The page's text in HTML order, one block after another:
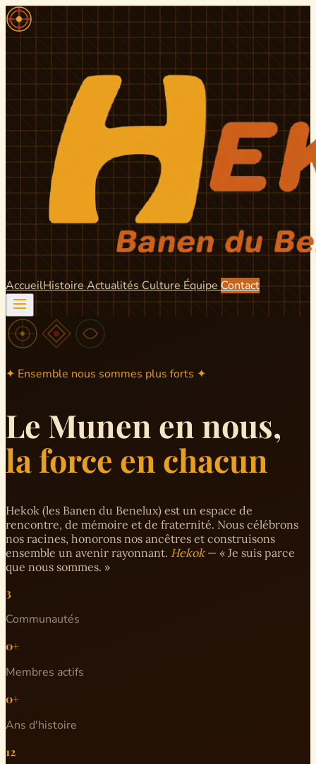
AccueilHistoire ActualitésCulture Équipe Contact
✦ Ensemble nous sommes plus forts ✦
Le Munen en nous,
la force en chacun
Hekok (les Banen du Benelux) est un espace de
rencontre, de mémoire et de fraternité. Nous célébrons
nos racines, honorons nos ancêtres et construisons
ensemble un avenir rayonnant. Hekok— « Je suis parce
que nous sommes. »
3
Communautés
0+
Membres actifs
0+
Ans d'histoire
12